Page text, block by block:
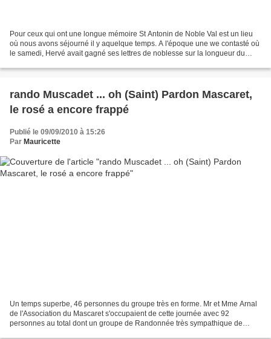
Pour ceux qui ont une longue mémoire St Antonin de Noble Val est un lieu
où nous avons séjourné il y aquelque temps. A l'époque une we contasté où
le samedi, Hervé avait gagné ses lettres de noblesse sur la longueur du
rando Muscadet ... oh (Saint) Pardon Mascaret,
le rosé a encore frappé
Publié le 09/09/2010 à 15:26
Par Mauricette
Un temps superbe, 46 personnes du groupe très en forme. Mr et Mme Arnal
de l'Association du Mascaret s'occupaient de cette journée avec 92
personnes au total dont un groupe de Randonnée très sympathique de